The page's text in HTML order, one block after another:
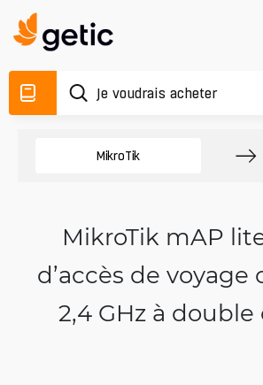
MikroTik
MikroTik mAP
d’accès de
2,4 GHz à